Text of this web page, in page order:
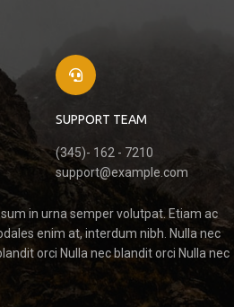
SUPPORT TEAM
(345)- 162 - 7210
support@example.com
in urna semper volutpat. Etiam ac
enim at, interdum nibh. Nulla nec
orci Nulla nec blandit orci Nulla nec